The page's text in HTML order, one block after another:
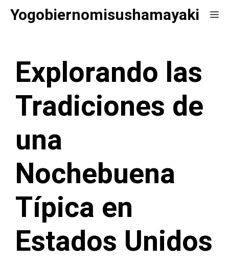
SaltarYogobiernomisushamayaki
Explorando las
Tradiciones de
una
Nochebuena
Típica en
Estados Unidos